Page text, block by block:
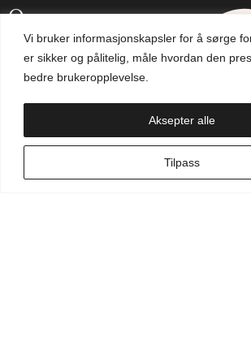
Vi bruker informasjonskapsler for å sørge
er sikker og pålitelig, måle hvordan den
bedre brukeropplevelse.
Tilpass
Aksepter alle
Om oss
Aktuelt
Handlekurv
NO